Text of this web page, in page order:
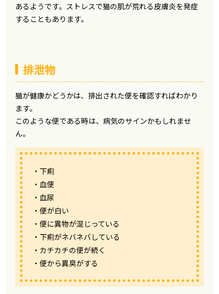
あるようです。ストレスで猫の肌が荒れる皮膚炎を発症
することもあります。
排泄物
猫が健康かどうかは、排出された便を確認すればわかり
ます。
このような便である時は、病気のサインかもしれませ
ん。
・下痢
・血便
・血尿
・便が白い
・便に異物が混じっている
・下痢がネバネバしている
・カチカチの便が続く
・便から異臭がする